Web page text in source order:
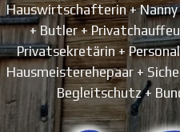
Hauswirtschafterin +
+ Butler +
Privatsekretärin +
Hausmeisterehepaar +
Begleitschutz +